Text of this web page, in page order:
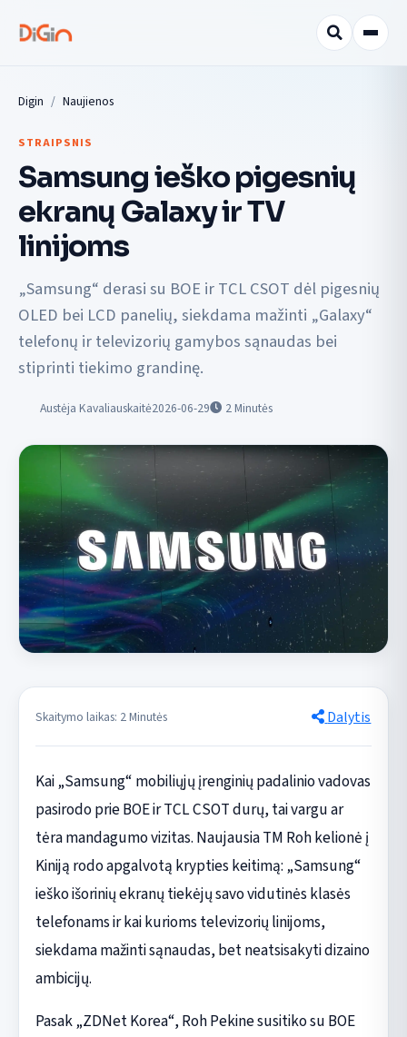
Digin Naujienos
STRAIPSNIS
Samsung ieško pigesnių
ekranų Galaxy ir TV
linijoms
„Samsung“ derasi su BOE ir TCL CSOT dėl pigesnių
OLED bei LCD panelių, siekdama mažinti „Galaxy“
telefonų ir televizorių gamybos sąnaudas bei
stiprinti tiekimo grandinę.
Austėja Kavaliauskaitė2026-06-29 2Minutės
Skaitymo laikas: 2 Minutės Dalytis
Kai „Samsung“ mobiliųjų įrenginių padalinio vadovas
pasirodo prie BOE ir TCL CSOT durų, tai vargu ar
tėra mandagumo vizitas. Naujausia TM Roh kelionė į
Kiniją rodo apgalvotą krypties keitimą: „Samsung“
ieško išorinių ekranų tiekėjų savo vidutinės klasės
telefonams ir kai kurioms televizorių linijoms,
siekdama mažinti sąnaudas, bet neatsisakyti dizaino
ambicijų.
Pasak „ZDNet Korea“, Roh Pekine susitiko su BOE